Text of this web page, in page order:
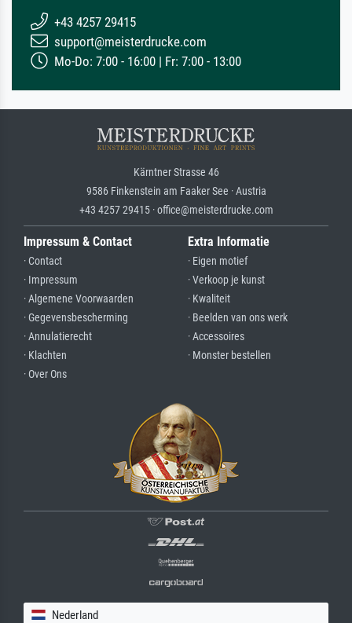
+43 4257 29415
support@meisterdrucke.com
Mo-Do: 7:00 - 16:00 | Fr: 7:00 - 13:00
Kärntner Strasse 46
9586 Finkenstein am Faaker See · Austria
+43 4257 29415 · office@meisterdrucke.com
Impressum & Contact
· Contact
· Impressum
· Algemene Voorwaarden
· Gegevensbescherming
· Annulatierecht
· Klachten
· Over Ons
Extra Informatie
· Eigen motief
· Verkoop je kunst
· Kwaliteit
· Beelden van ons werk
· Accessoires
· Monster bestellen
Nederland